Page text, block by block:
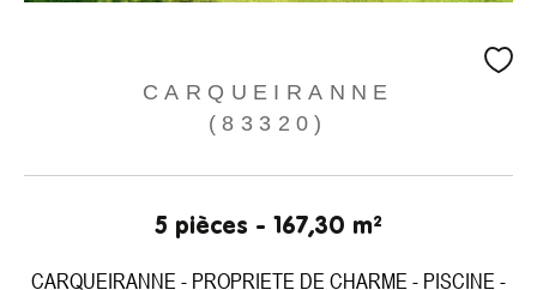
CARQUEIRANNE
(83320)
5 pièces - 167,30 m²
CARQUEIRANNE - PROPRIETE DE CHARME - PISCINE -